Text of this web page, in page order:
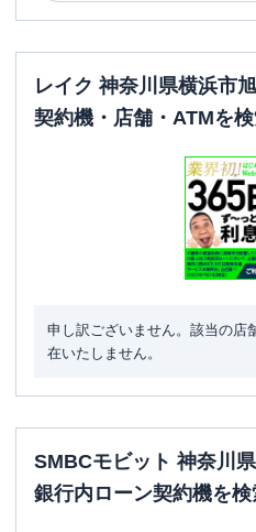
レイク 神奈川県横浜市
契約機・店舗・ATMを
申し訳ございません。該当の店
在いたしません。
SMBCモビット 神奈川
銀行内ローン契約機を検